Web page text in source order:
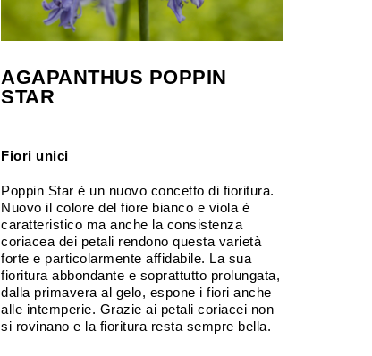
AGAPANTHUS POPPIN
STAR
Fiori unici
Poppin Star è un nuovo concetto di fioritura.
Nuovo il colore del fiore bianco e viola è
caratteristico ma anche la consistenza
coriacea dei petali rendono questa varietà
forte e particolarmente affidabile. La sua
fioritura abbondante e soprattutto prolungata,
dalla primavera al gelo, espone i fiori anche
alle intemperie. Grazie ai petali coriacei non
si rovinano e la fioritura resta sempre bella.